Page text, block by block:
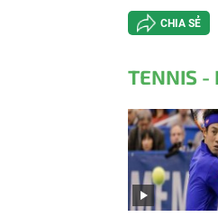
CHIA SẺ
TENNIS -